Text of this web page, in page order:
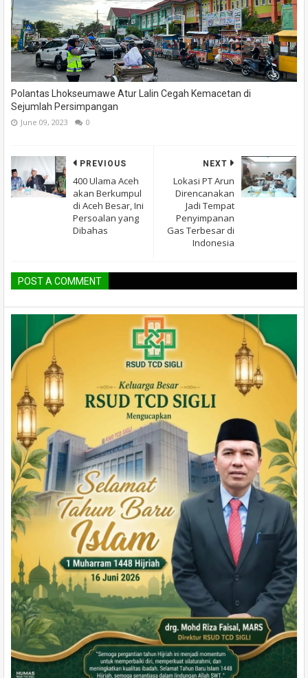
Polantas Lhokseumawe Atur Lalin Cegah Kemacetan di
Sejumlah Persimpangan
June 09, 2023 0
NEXT
Lokasi PT Arun
Direncanakan
Jadi Tempat
Penyimpanan
Gas Terbesar di
Indonesia
PREVIOUS
400 Ulama Aceh
akan Berkumpul
di Aceh Besar, Ini
Persoalan yang
Dibahas
POST A COMMENT